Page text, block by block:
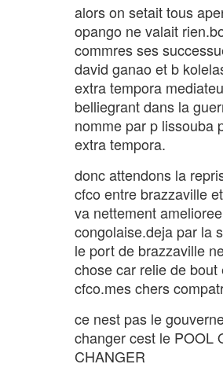
alors on setait tous
opango ne valait
commres ses
david ganao et b
extra tempora
belliegrant dans la
nomme par p lissouba
extra tempora.
donc attendons la
cfco entre brazzaville
va nettement
congolaise.deja par la
le port de brazzaville
chose car relie de bout
cfco.mes chers
ce nest pas le
changer cest le POOL
CHANGER